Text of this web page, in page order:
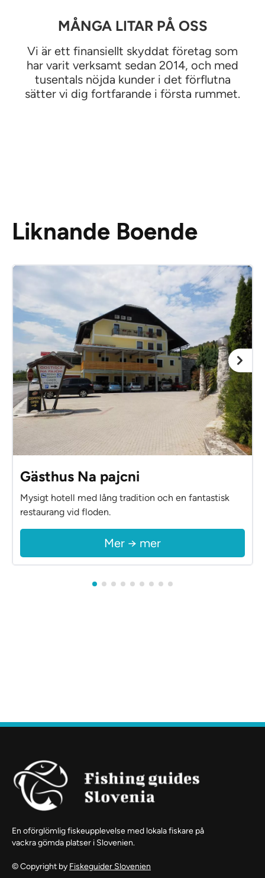
MÅNGA LITAR PÅ OSS
Vi är ett finansiellt skyddat företag som
har varit verksamt sedan 2014, och med
tusentals nöjda kunder i det förflutna
sätter vi dig fortfarande i första rummet.
Liknande Boende
Gästhus Na pajcni
Mysigt hotell med lång tradition och en fantastisk
restaurang vid floden.
Mer → mer
En oförglömlig fiskeupplevelse med lokala fiskare på
vackra gömda platser i Slovenien.
© Copyright by Fiskeguider Slovenien